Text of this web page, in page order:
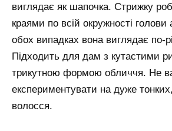
виглядає як шапочка. Стрижку
краями по всій окружності
обох випадках вона виглядає по-
Підходить для дам з кутастими
трикутною формою обличчя. Не
експериментувати на дуже
волосся.